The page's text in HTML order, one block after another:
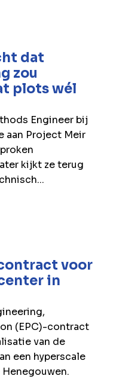
dat
zou
plots wél
Engineer bij
aan Project Meir
kijkt ze terug
voor
in
(EPC)-contract
van de
een hyperscale